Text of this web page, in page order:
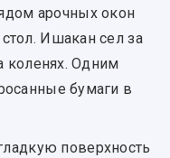
арочных окон
Ишакан сел за
коленях. Одним
бумаги в
поверхность